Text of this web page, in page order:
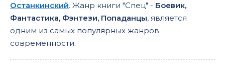
Останкинский. Жанр книги "Спец" - Боевик,
Фантастика, Фэнтези, Попаданцы, является
одним из самых популярных жанров
современности.